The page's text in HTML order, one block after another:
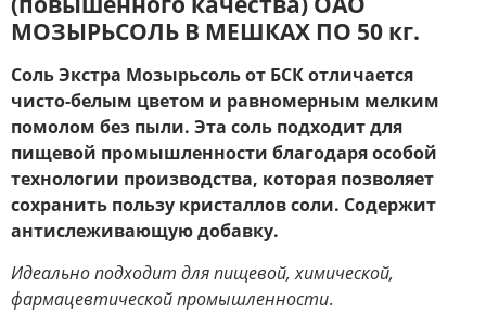
МОЗЫРЬСОЛЬ В МЕШКАХ ПО 50 кг.
Соль Экстра Мозырьсоль от БСК отличается
чисто-белым цветом и равномерным мелким
помолом без пыли. Эта соль подходит для
пищевой промышленности благодаря особой
технологии производства, которая позволяет
сохранить пользу кристаллов соли. Содержит
антислеживающую добавку.
Идеально подходит для пищевой, химической,
фармацевтической промышленности.